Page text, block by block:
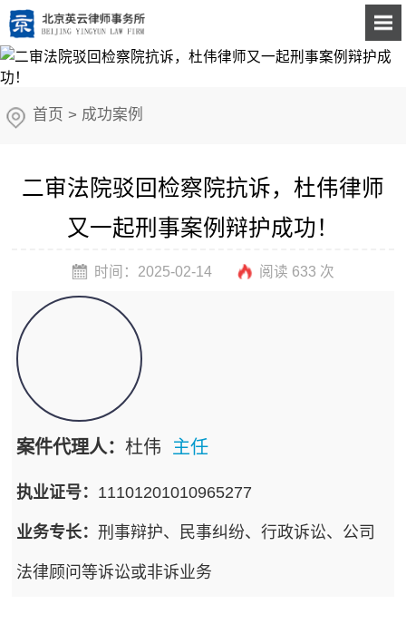
首页 > 成功案例
二审法院驳回检察院抗诉，杜伟律师
又一起刑事案例辩护成功！
时间：2025-02-14 阅读 633 次
案件代理人：杜伟 主任
执业证号： 11101201010965277
业务专长：刑事辩护、民事纠纷、行政诉讼、公司
法律顾问等诉讼或非诉业务